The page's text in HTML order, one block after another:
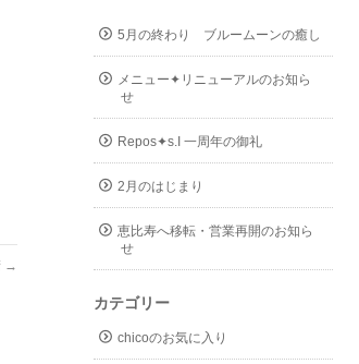
→
5月の終わり ブルームーンの癒し
メニュー✦リニューアルのお知ら
せ
Repos✦s.I 一周年の御礼
2月のはじまり
恵比寿へ移転・営業再開のお知ら
せ
カテゴリー
chicoのお気に入り